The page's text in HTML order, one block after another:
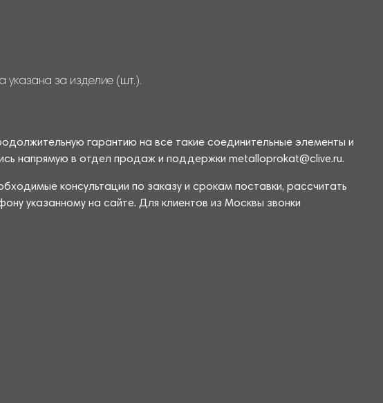
указана за изделие (шт.).
гарантию на все такие соединительные элементы и
напрямую в отдел продаж и поддержки metalloprokat@clive.ru.
консультации по заказу и срокам поставки, рассчитать
указанному на сайте. Для клиентов из Москвы звонки